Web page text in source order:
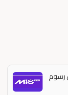
رسوم